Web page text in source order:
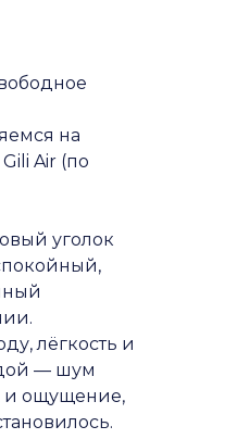
на
Air (по
уголок
лёгкость и
— шум
и ощущение,